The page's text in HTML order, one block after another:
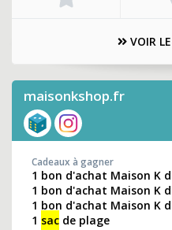
VOIR
maisonkshop.fr
Cadeaux à gagner
1 bon d'achat Maison K
1 bon d'achat Maison K
1 bon d'achat Maison K
1 sac de plage